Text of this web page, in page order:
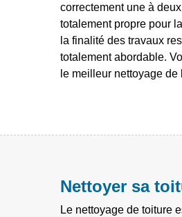
correctement une à
totalement propre pour
la finalité des travaux
totalement abordable.
le meilleur nettoyage
Nettoyer sa
Le nettoyage de toiture